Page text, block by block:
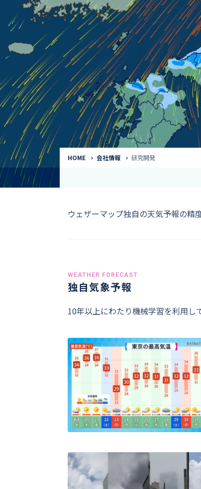
Service
サービス
サービストップ
気象
Request to
気象番
番組サポ
講演会
インタ
コラム
司会MC
HOME 会社情報 研究開発
ウェザーマップ独自の天気予報の精
WEATHER FORECAST
独自気象予報
10年以上にわたり機械学習を利用し